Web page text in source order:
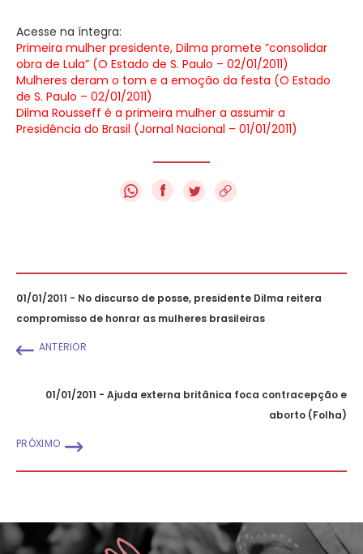
Acesse na íntegra:
Primeira mulher presidente, Dilma promete ”consolidar
obra de Lula” (O Estado de S. Paulo – 02/01/2011)
Mulheres deram o tom e a emoção da festa (O Estado
de S. Paulo – 02/01/2011)
Dilma Rousseff é a primeira mulher a assumir a
Presidência do Brasil (Jornal Nacional – 01/01/2011)
f
01/01/2011 - No discurso de posse, presidente Dilma reitera
compromisso de honrar as mulheres brasileiras
ANTERIOR
01/01/2011 - Ajuda externa britânica foca contracepção e
aborto (Folha)
PRÓXIMO